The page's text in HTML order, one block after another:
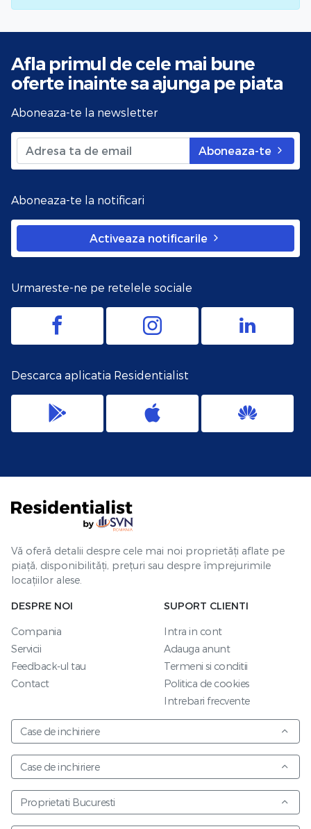
Afla primul de cele mai bune
oferte inainte sa ajunga pe piata
Aboneaza-te la newsletter
Aboneaza-te
Aboneaza-te la notificari
Activeaza notificarile
Urmareste-ne pe retelele sociale
Descarca aplicatia Residentialist
Vă oferă detalii despre cele mai noi proprietăți aflate pe
piață, disponibilități, prețuri sau despre împrejurimile
locațiilor alese.
DESPRE NOI
Compania
Servicii
Feedback-ul tau
Contact
SUPORT CLIENTI
Intra in cont
Adauga anunt
Termeni si conditii
Politica de cookies
Intrebari frecvente
Case de inchiriere
Case de inchiriere
Proprietati Bucuresti